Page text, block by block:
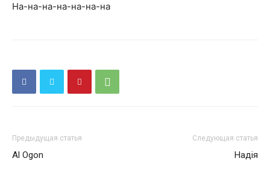
На-на-на-на-на-на-на
Предыдущая статья
Al Ogon
Следующая статья
Надiя